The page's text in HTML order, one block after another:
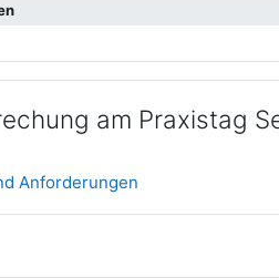
am Praxistag
Anforderungen